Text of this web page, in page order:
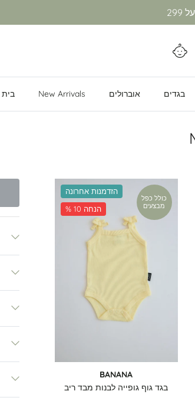
בית New Arrivals אוברולים בגדים
הזדמנות אחרונה
כולל כפל
מבצעים
% 10 הנחה
BANANA
בגד גוף גופייה לבנות מבד ריב